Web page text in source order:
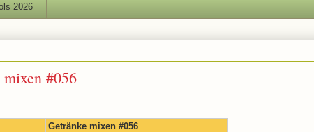
2026
#056
Getränke mixen #056